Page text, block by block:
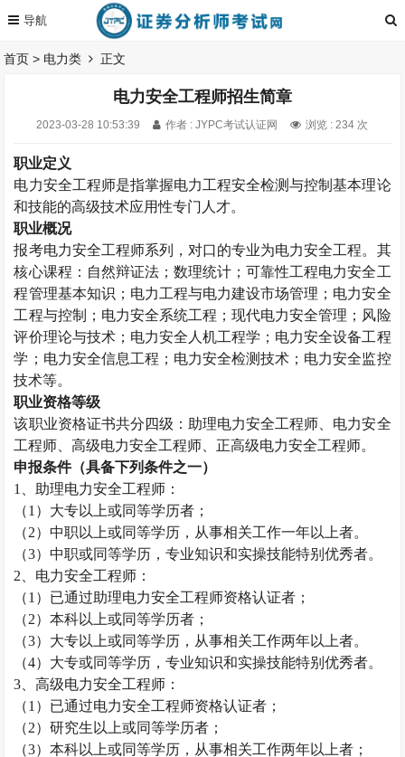
首页 > 电力类 正文
电力安全工程师招生简章
2023-03-28 10:53:39 作者 : JYPC考试认证网 浏览 : 234 次
职业定义
电力安全工程师是指掌握电力工程安全检测与控制基本理论
和技能的高级技术应用性专门人才。
职业概况
报考电力安全工程师系列，对口的专业为电力安全工程。其
核心课程：自然辩证法；数理统计；可靠性工程电力安全工
程管理基本知识；电力工程与电力建设市场管理；电力安全
工程与控制；电力安全系统工程；现代电力安全管理；风险
评价理论与技术；电力安全人机工程学；电力安全设备工程
学；电力安全信息工程；电力安全检测技术；电力安全监控
技术等。
职业资格等级
该职业资格证书共分四级：助理电力安全工程师、电力安全
工程师、高级电力安全工程师、正高级电力安全工程师。
申报条件（具备下列条件之一）
1
、助理电力安全工程师：
（1 ）大专以上或同等学历者；
（2）中职以上或同等学历，从事相关工作一年以上者。
（3）中职或同等学历，专业知识和实操技能特别优秀者。
2 、电力安全工程师：
（1 ）已通过助理电力安全工程师资格认证者；
（2）本科以上或同等学历者；
（3）大专以上或同等学历，从事相关工作两年以上者。
（4）大专或同等学历，专业知识和实操技能特别优秀者。
3 、高级电力安全工程师：
（1 ）已通过电力安全工程师资格认证者；
（2）研究生以上或同等学历者；
（3）本科以上或同等学历，从事相关工作两年以上者；